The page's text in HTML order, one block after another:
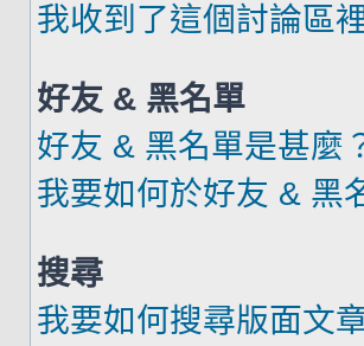
我收到了這個討論區
好友 & 黑名單
好友 & 黑名單是甚麼
我要如何於好友 & 黑
搜尋
我要如何搜尋版面文